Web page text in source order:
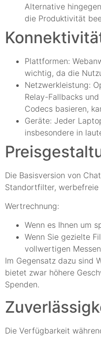
Alternative
die Produktivität
Plattformen:
wichtig, da die
Netzwerkleistung:
Relay-Fallbacks
Codecs basieren,
Geräte: Jeder
insbesondere in
Die Basisversion von
Standortfilter, werbefreie
Wertrechnung:
Wenn es Ihnen um
Wenn Sie gezielte
vollwertigen
Im Gegensatz dazu sind
bietet zwar höhere
Spenden.
Die Verfügbarkeit